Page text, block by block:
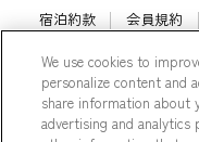
宿泊約款
会員規約
相鉄ホテルズ パートナ
Cookie Settings
We use cookies to
personalize content and
share information about
advertising and